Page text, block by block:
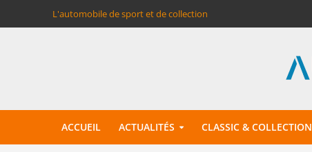
L'automobile de sport et de collection
ACCUEIL ACTUALITÉS CLASSIC & COLLECTION